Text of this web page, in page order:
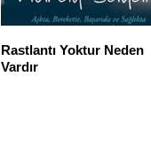
Rastlantı Yoktur Neden
Vardır